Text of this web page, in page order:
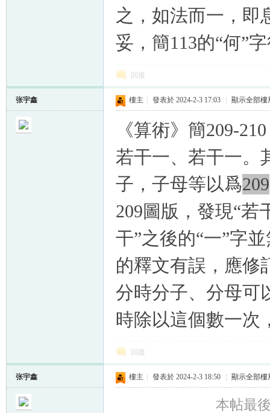
之，如法而一，即
妥，簡113的“何”
回復
张宇鑫 樓主 發表於 2024-2-3 17:03 顯示全部樓
《算術》簡209-
若干一、若干一。
子，子母等以爲209
209圖版，發現“若
干”之後的“一”字
的釋文有誤，應修
分時分子、分母可
時除以這個數一次
回復
张宇鑫 樓主 發表於 2024-2-3 18:50 顯示全部樓
本帖最